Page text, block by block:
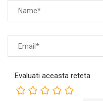
Evaluati aceasta reteta